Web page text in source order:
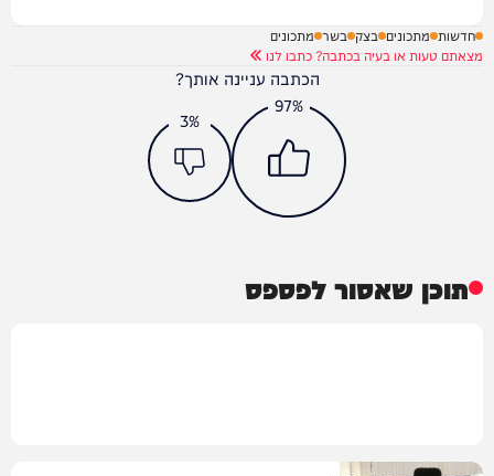
חדשות מתכונים בצק בשר מתכונים
מצאתם טעות או בעיה בכתבה? כתבו לנו
הכתבה עניינה אותך?
97%
3%
תוכן שאסור לפספס